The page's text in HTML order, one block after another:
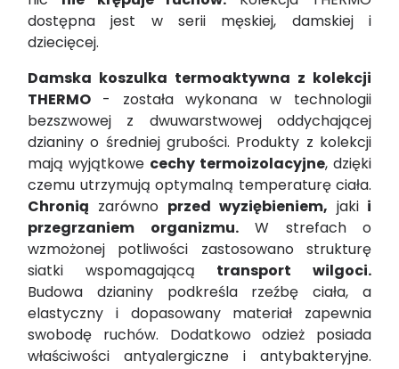
dostępna jest w serii męskiej, damskiej i
dziecięcej.
Damska koszulka termoaktywna z kolekcji
THERMO - została wykonana w technologii
bezszwowej z dwuwarstwowej oddychającej
dzianiny o średniej grubości. Produkty z kolekcji
mają wyjątkowe cechy termoizolacyjne, dzięki
czemu utrzymują optymalną temperaturę ciała.
Chronią zarówno przed wyziębieniem, jaki i
przegrzaniem organizmu.W strefach o
wzmożonej potliwości zastosowano strukturę
siatki wspomagającą transport wilgoci.
Budowa dzianiny podkreśla rzeźbę ciała, a
elastyczny i dopasowany materiał zapewnia
swobodę ruchów. Dodatkowo odzież posiada
właściwości antyalergiczne i antybakteryjne.